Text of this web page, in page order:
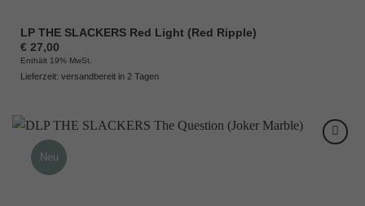
LP THE SLACKERS Red Light (Red Ripple)
€27,00
Enthält 19% MwSt.
Lieferzeit: versandbereit in 2 Tagen
Neu